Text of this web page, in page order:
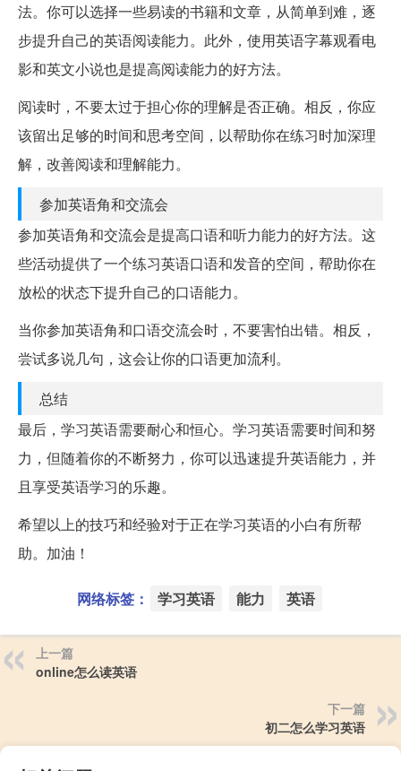
法。你可以选择一些易读的书籍和文章，从简单到难，逐
步提升自己的英语阅读能力。此外，使用英语字幕观看电
影和英文小说也是提高阅读能力的好方法。
阅读时，不要太过于担心你的理解是否正确。相反，你应
该留出足够的时间和思考空间，以帮助你在练习时加深理
解，改善阅读和理解能力。
参加英语角和交流会
参加英语角和交流会是提高口语和听力能力的好方法。这
些活动提供了一个练习英语口语和发音的空间，帮助你在
放松的状态下提升自己的口语能力。
当你参加英语角和口语交流会时，不要害怕出错。相反，
尝试多说几句，这会让你的口语更加流利。
总结
最后，学习英语需要耐心和恒心。学习英语需要时间和努
力，但随着你的不断努力，你可以迅速提升英语能力，并
且享受英语学习的乐趣。
希望以上的技巧和经验对于正在学习英语的小白有所帮
助。加油！
网络标签： 学习英语 能力 英语
上一篇
online怎么读英语
下一篇
初二怎么学习英语